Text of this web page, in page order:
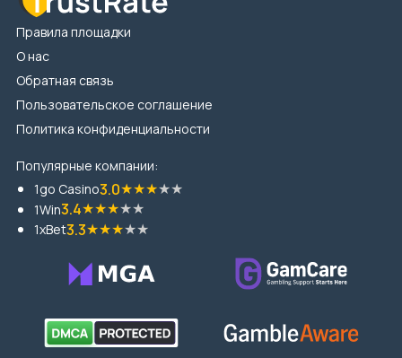
Правила площадки
О нас
Обратная связь
Пользовательское соглашение
Политика конфиденциальности
Популярные компании:
1go Casino3.0★★★★★
1Win3.4★★★★★
1xBet3.3★★★★★